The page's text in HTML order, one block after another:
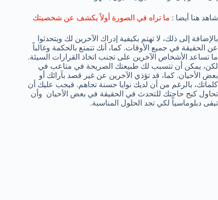
شاهد هنا أيضا : ما تراه في الصورة أولاً يكشف عن شخصيتك
بالإضافة إلى ذلك، لا تهتم بكيفية إدراك الآخرين لك ويتحدثوا
عن الحقيقة في جميع الأوقات. كما، أنك تتمتع بالحكمة وغالباً
ما تساعد الأشخاص الآخرين على تجنب اتخاذ القرارات السيئة.
لكن، يمكن أن تتسبب لك طبيعتك الصريحة في متاعب في
بعض الأحيان. كما، قد تؤذي الآخرين عن غير قصد بآرائك أو
كلماتك، بالرغم من أن لديك نوايا حسنة تجاهم. فيجب عليك أن
تحاول كبح حاجتك للتحدث في الحقيقة في بعض الأحيان وأن
تبقى دبلوماسياً لكي تجد الحلول المناسبة.